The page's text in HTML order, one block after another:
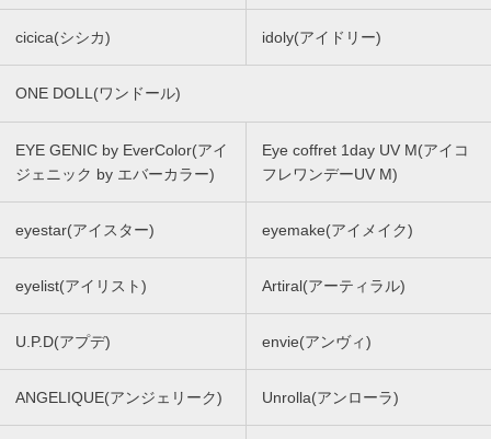
cicica(シシカ) idoly(アイドリー)
ONE DOLL(ワンドール)
EYE GENIC by EverColor(アイ
ジェニック by エバーカラー)
Eye coffret 1day UV M(アイコ
フレワンデーUV M)
eyestar(アイスター) eyemake(アイメイク)
eyelist(アイリスト) Artiral(アーティラル)
U.P.D(アプデ) envie(アンヴィ)
ANGELIQUE(アンジェリーク) Unrolla(アンローラ)